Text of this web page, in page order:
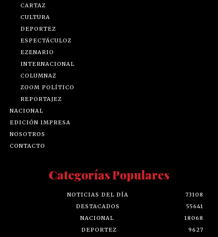
CARTAZ
CULTURA
DEPORTEZ
ESPECTÁCULOZ
EZENARIO
INTERNACIONAL
COLUMNAZ
ZOOM POLÍTICO
REPORTAJEZ
NACIONAL
EDICIÓN IMPRESA
NOSOTROS
CONTACTO
Categorías Populares
NOTICIAS DEL DÍA
73108
DESTACADOS
55641
NACIONAL
18068
DEPORTEZ
9627